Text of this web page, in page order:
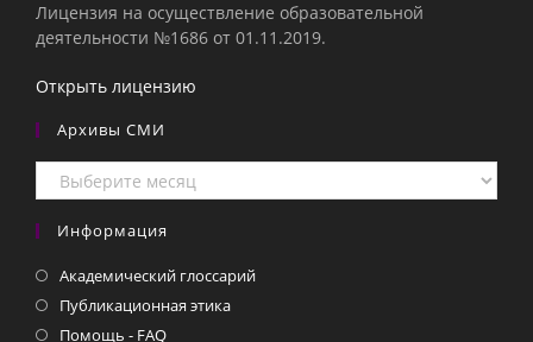
Лицензия на осуществление образовательной
деятельности №1686 от 01.11.2019.
Открыть лицензию
Архивы СМИ
Архивы
СМИ
Информация
Академический глоссарий
Публикационная этика
Помощь - FAQ